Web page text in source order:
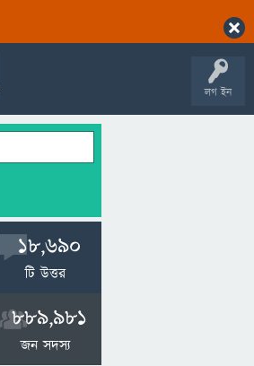
লগ ইন
18,690
টি উত্তর
889,981
জন সদস্য